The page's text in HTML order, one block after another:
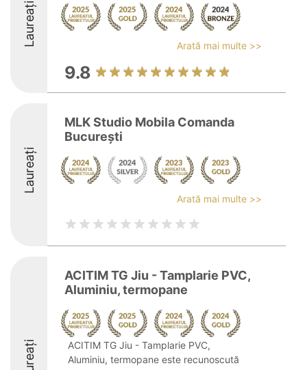
Laureați Arată mai multe >>
9.8
Laureați
MLK Studio Mobila Comanda
București
Arată mai multe >>
ACITIM TG Jiu - Tamplarie PVC,
Aluminiu, termopane
ACITIM TG Jiu - Tamplarie PVC,
Aluminiu, termopane este recunoscută